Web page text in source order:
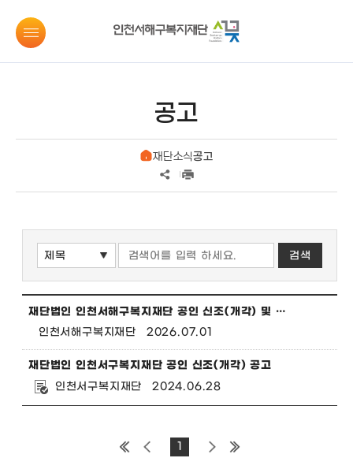
공고
재단소식공고
재단법인 인천서해구복지재단 공인 신조(개각) 및 폐인 공고
인천서해구복지재단
2026.07.01
재단법인 인천서구복지재단 공인 신조(개각) 공고
인천서구복지재단
2024.06.28
1